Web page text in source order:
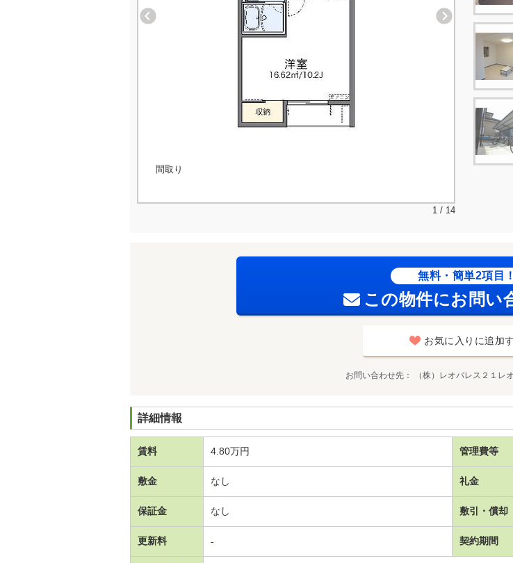
間取り
1 / 14
無料・簡単2項目！
この物件にお問い
お気に入りに追加
お問い合わせ先 （株）レオパレス２１レ
詳細情報
賃料 4.80万円 管理費等
敷金 なし 礼金
保証金 なし 敷引・償却
更新料 - 契約期間